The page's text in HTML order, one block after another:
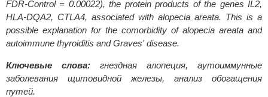
FDR-Control = 0.00022), the protein products of the genes IL2,
HLA-DQA2, CTLA4, associated with alopecia areata. This is a
possible explanation for the comorbidity of alopecia areata and
autoimmune thyroiditis and Graves' disease.
Ключевые слова: гнездная алопеция, аутоиммунные
заболевания щитовидной железы, анализ обогащения
путей.